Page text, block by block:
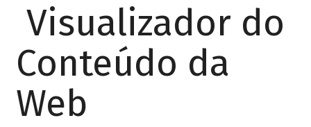
Visualizador do
Conteúdo da
Web